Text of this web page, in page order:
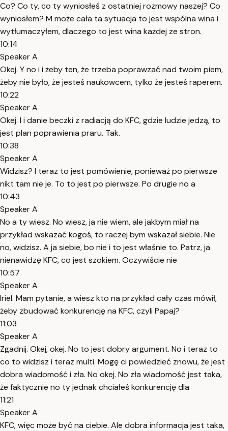
Co? Co ty, co ty wyniosłeś z ostatniej rozmowy naszej? Co
wyniosłem? M może cała ta sytuacja to jest wspólna wina i
wytłumaczyłem, dlaczego to jest wina każdej ze stron.
10:14
Speaker A
Okej. Y no i i żeby ten, że trzeba poprawzać nad twoim piem,
żeby nie było, że jesteś naukowcem, tylko że jesteś raperem.
10:22
Speaker A
Okej. I i danie beczki z radiacją do KFC, gdzie ludzie jedzą, to
jest plan poprawienia praru. Tak.
10:38
Speaker A
Widzisz? I teraz to jest pomówienie, ponieważ po pierwsze
nikt tam nie je. To to jest po pierwsze. Po drugie no a
10:43
Speaker A
No a ty wiesz. No wiesz, ja nie wiem, ale jakbym miał na
przykład wskazać kogoś, to raczej bym wskazał siebie. Nie
no, widzisz. A ja siebie, bo nie i to jest właśnie to. Patrz, ja
nienawidzę KFC, co jest szokiem. Oczywiście nie
10:57
Speaker A
Iriel. Mam pytanie, a wiesz kto na przykład cały czas mówił,
żeby zbudować konkurencję na KFC, czyli Papaj?
11:03
Speaker A
Zgadnij. Okej, okej. No to jest dobry argument. No i teraz to
co to widzisz i teraz multi. Mogę ci powiedzieć znowu, że jest
dobra wiadomość i zła. No okej. No zła wiadomość jest taka,
że faktycznie no ty jednak chciałeś konkurencję dla
11:21
Speaker A
KFC, więc może być na ciebie. Ale dobra informacja jest taka,